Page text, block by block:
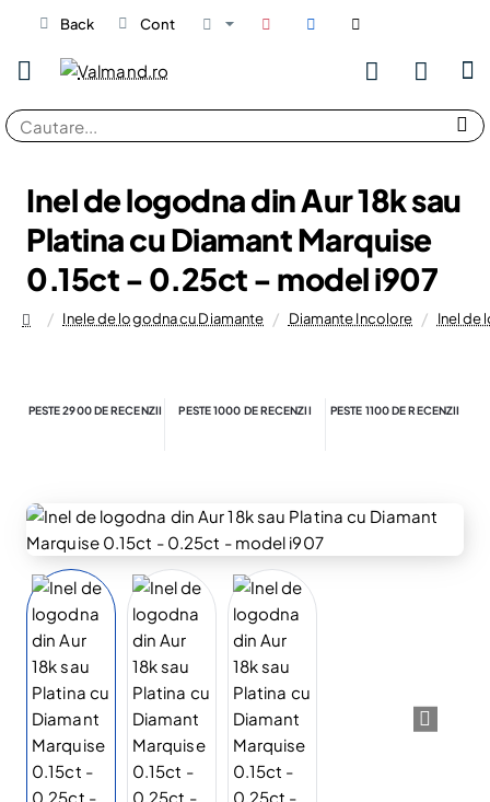
Back Cont
Cautare...
Inel de logodna din Aur 18k sau
Platina cu Diamant Marquise
0.15ct - 0.25ct - model i907
Inele de logodna cu Diamante Diamante Incolore Inel de
PESTE 2900 DE RECENZII PESTE 1000 DE RECENZII PESTE 1100 DE RECENZII